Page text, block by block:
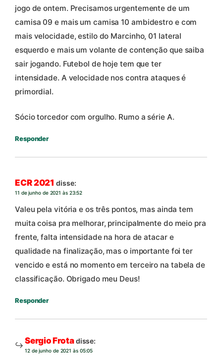
jogo de ontem. Precisamos urgentemente de um
camisa 09 e mais um camisa 10 ambidestro e com
mais velocidade, estilo do Marcinho, 01 lateral
esquerdo e mais um volante de contenção que saiba
sair jogando. Futebol de hoje tem que ter
intensidade. A velocidade nos contra ataques é
primordial.
Sócio torcedor com orgulho. Rumo a série A.
Responder
ECR 2021 disse:
11 de junho de 2021 às 23:52
Valeu pela vitória e os três pontos, mas ainda tem
muita coisa pra melhorar, principalmente do meio pra
frente, falta intensidade na hora de atacar e
qualidade na finalização, mas o importante foi ter
vencido e está no momento em terceiro na tabela de
classificação. Obrigado meu Deus!
Responder
Sergio Frotadisse:
12 de junho de 2021 às 05:05